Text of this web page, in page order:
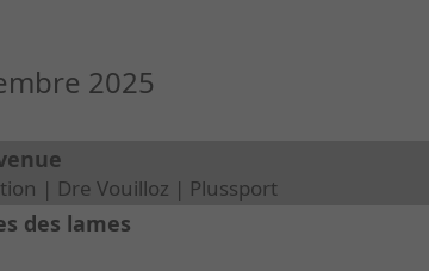
2025
| Dre Vouilloz | Plussport
des lames